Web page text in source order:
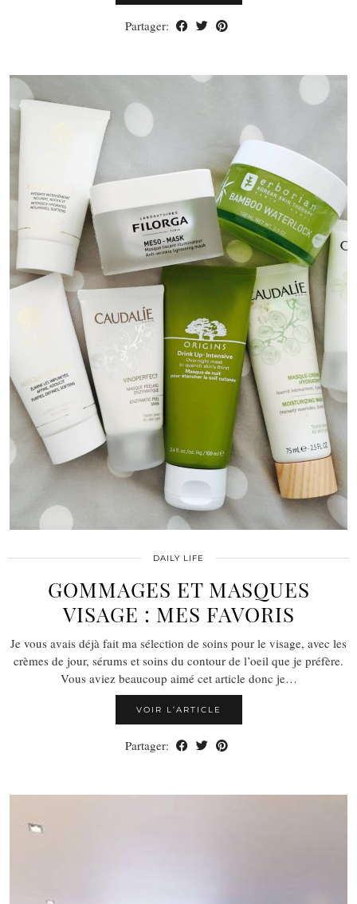
Partager:
DAILY LIFE
GOMMAGES ET MASQUES
VISAGE : MES FAVORIS
Je vous avais déjà fait ma sélection de soins pour le visage, avec les
crèmes de jour, sérums et soins du contour de l’oeil que je préfère.
Vous aviez beaucoup aimé cet article donc je…
VOIR L’ARTICLE
Partager: